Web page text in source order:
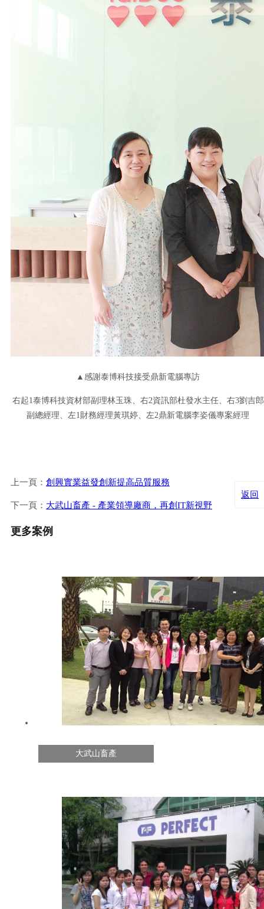
▲感謝泰博科技接受鼎新電腦專訪
右起1泰博科技資材部副理林玉珠、右2資訊部杜發水主任、右3劉吉郎
副總經理、左1財務經理黃琪婷、左2鼎新電腦李姿儀專案經理
上一頁： 創興實業益發創新提高品質服務
下一頁： 大武山畜產 - 產業領導廠商，再創IT新視野
返回
更多案例
大武山畜產